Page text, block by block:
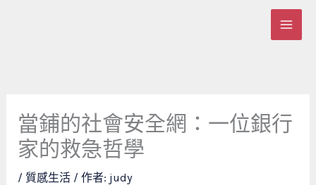
當鋪的社會安全網：一位銀行
家的救急哲學
/ 質感生活/ 作者: judy